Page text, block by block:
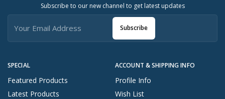
SPECIAL
Featured Products
Latest Products
ACCOUNT & SHIPPING INFO
Profile Info
Wish List
Subscribe to our new channel to get latest updates
Subscribe